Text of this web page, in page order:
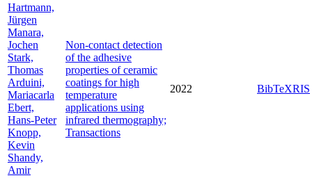
Hartmann,
Jürgen
Manara,
Jochen
Stark,
Thomas
Arduini,
Mariacarla
Ebert,
Hans-Peter
Knopp,
Kevin
Shandy,
Amir
Non-contact detection
of the adhesive
properties of ceramic
coatings for high
temperature
applications using
infrared thermography;
Transactions
2022 BibTeXRIS